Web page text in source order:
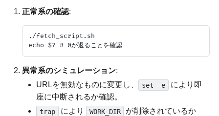
正常系の確認:
./fetch_script.sh
異常系のシミュレーション:
URLを無効なものに変更し、
set -e
により即
座に中断されるか確認。
trap により WORK_DIR が削除されているか